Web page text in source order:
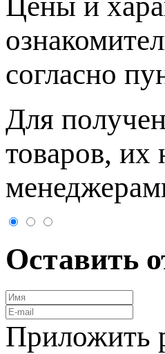
согласно
Для
товaров, их
Оставить
Приложить